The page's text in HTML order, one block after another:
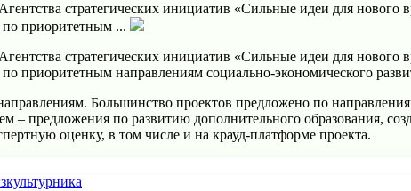
стратегических инициатив «Сильные идеи для
приоритетным ...
стратегических инициатив «Сильные идеи для
приоритетным направлениям социально-экономического
Большинство проектов предложено по
– предложения по развитию дополнительного образования,
оценку, в том числе и на крауд-платформе проекта.